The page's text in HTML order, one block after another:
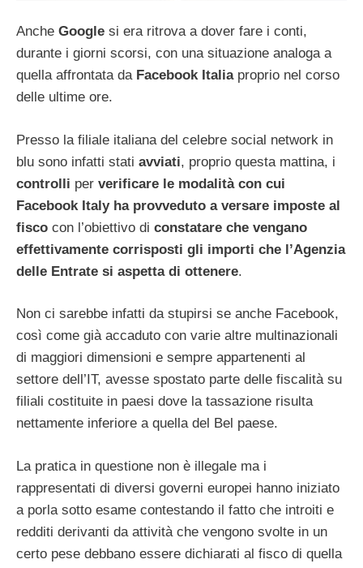
Anche Google si era ritrova a dover fare i conti,
durante i giorni scorsi, con una situazione analoga a
quella affrontata da Facebook Italiaproprio nel corso
delle ultime ore.
Presso la filiale italiana del celebre social network in
blu sono infatti stati avviati, proprio questa mattina, i
controlli per verificare le modalità con cui
Facebook Italy ha provveduto a versare imposte al
fisco con l’obiettivo di constatare che vengano
effettivamente corrisposti gli importi che l’Agenzia
delle Entrate si aspetta di ottenere.
Non ci sarebbe infatti da stupirsi se anche Facebook,
così come già accaduto con varie altre multinazionali
di maggiori dimensioni e sempre appartenenti al
settore dell’IT, avesse spostato parte delle fiscalità su
filiali costituite in paesi dove la tassazione risulta
nettamente inferiore a quella del Bel paese.
La pratica in questione non è illegale ma i
rappresentati di diversi governi europei hanno iniziato
a porla sotto esame contestando il fatto che introiti e
redditi derivanti da attività che vengono svolte in un
certo pese debbano essere dichiarati al fisco di quella